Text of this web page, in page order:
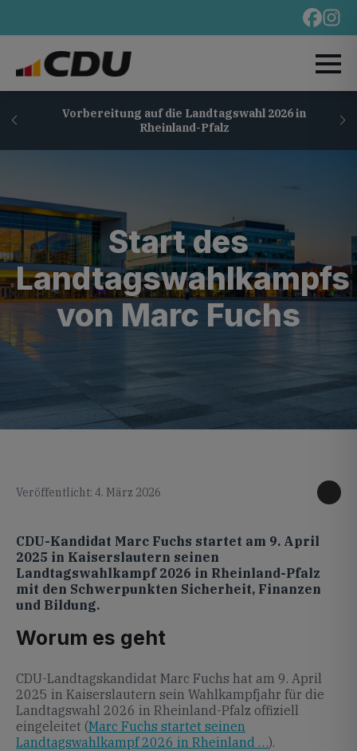
Vorbereitung auf die Landtagswahl 2026 in
Rheinland-Pfalz
Start des
Landtagswahlkampfs
von Marc Fuchs
Veröffentlicht: 4. März 2026
CDU-Kandidat Marc Fuchs startet am 9. April
2025 in Kaiserslautern seinen
Landtagswahlkampf 2026 in Rheinland-Pfalz
mit den Schwerpunkten Sicherheit, Finanzen
und Bildung.
Worum es geht
CDU-Landtagskandidat Marc Fuchs hat am 9. April
2025 in Kaiserslautern sein Wahlkampfjahr für die
Landtagswahl 2026 in Rheinland-Pfalz offiziell
eingeleitet (Marc Fuchs startet seinen
Landtagswahlkampf 2026 in Rheinland …).